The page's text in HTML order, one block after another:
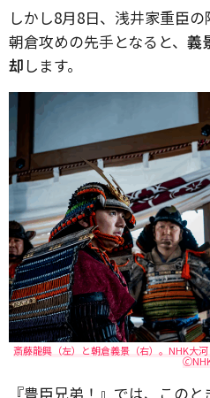
しかし8月8日、浅井家重臣の
朝倉攻めの先手となると、 義
却 します。
斎藤龍興（左）と朝倉義景（右）。NHK大
『豊臣兄弟！』では、この